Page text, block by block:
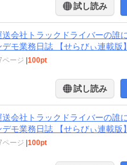
試し読み
送会社トラックドライバーの誰
デモ業務日誌 【せらびぃ連載版
ページ 100pt
試し読み
送会社トラックドライバーの誰
デモ業務日誌 【せらびぃ連載版
ページ 100pt